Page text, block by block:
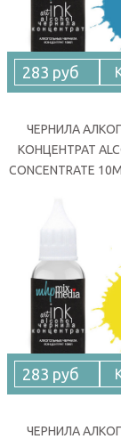
283 руб
ЧЕРНИЛА
КОНЦЕНТРАТ
CONCENTRATE
283 руб
ЧЕРНИЛА